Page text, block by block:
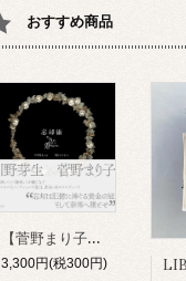
おすすめ商品
【菅野まり子サイン本】幻想歌絵本『忘却術』(国書刊行会) ※菅野まり子さんのみのサインになります。
3,300円(税300円)